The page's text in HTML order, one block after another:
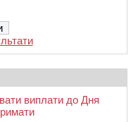
виплати до Дня